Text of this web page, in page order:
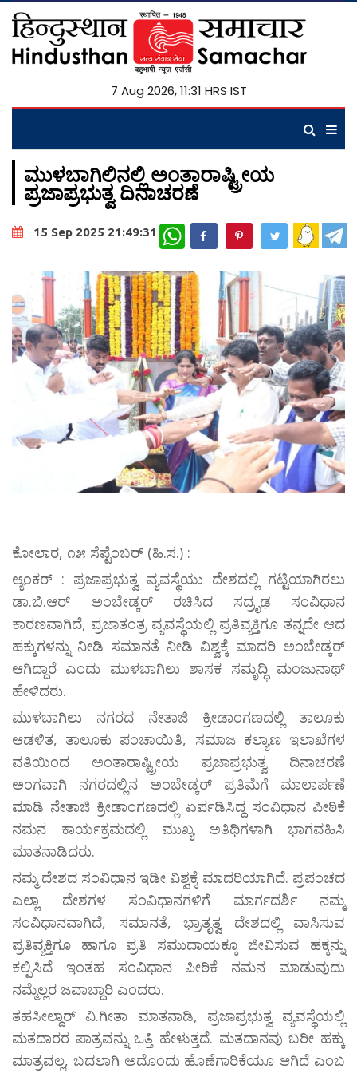
7 Aug 2026, 11:31 HRS IST
ಮುಳಬಾಗಿಲಿನಲ್ಲಿ ಅಂತಾರಾಷ್ಟ್ರೀಯ
ಪ್ರಜಾಪ್ರಭುತ್ವ ದಿನಾಚರಣೆ
15 Sep 2025 21:49:31 WhatsApp
ಕೋಲಾರ, ೧೫ ಸೆಪ್ಟೆಂಬರ್ (ಹಿ.ಸ.) :
ಆ್ಯಂಕರ್ : ಪ್ರಜಾಪ್ರಭುತ್ವ ವ್ಯವಸ್ಥೆಯು ದೇಶದಲ್ಲಿ ಗಟ್ಟಿಯಾಗಿರಲು
ಡಾ.ಬಿ.ಆರ್ ಅಂಬೇಡ್ಕರ್ ರಚಿಸಿದ ಸದ್ರೃಢ ಸಂವಿಧಾನ
ಕಾರಣವಾಗಿದೆ, ಪ್ರಜಾತಂತ್ರ ವ್ಯವಸ್ಥೆಯಲ್ಲಿ ಪ್ರತಿವ್ಯಕ್ತಿಗೂ ತನ್ನದೇ ಆದ
ಹಕ್ಕುಗಳನ್ನು ನೀಡಿ ಸಮಾನತೆ ನೀಡಿ ವಿಶ್ವಕ್ಕೆ ಮಾದರಿ ಅಂಬೇಡ್ಕರ್
ಆಗಿದ್ದಾರೆ ಎಂದು ಮುಳಬಾಗಿಲು ಶಾಸಕ ಸಮೃದ್ಧಿ ಮಂಜುನಾಥ್
ಹೇಳಿದರು.
ಮುಳಬಾಗಿಲು ನಗರದ ನೇತಾಜಿ ಕ್ರೀಡಾಂಗಣದಲ್ಲಿ ತಾಲೂಕು
ಆಡಳಿತ, ತಾಲೂಕು ಪಂಚಾಯಿತಿ, ಸಮಾಜ ಕಲ್ಯಾಣ ಇಲಾಖೆಗಳ
ವತಿಯಿಂದ ಅಂತಾರಾಷ್ಟ್ರೀಯ ಪ್ರಜಾಪ್ರಭುತ್ವ ದಿನಾಚರಣೆ
ಅಂಗವಾಗಿ ನಗರದಲ್ಲಿನ ಅಂಬೇಡ್ಕರ್ ಪ್ರತಿಮೆಗೆ ಮಾಲಾರ್ಪಣೆ
ಮಾಡಿ ನೇತಾಜಿ ಕ್ರೀಡಾಂಗಣದಲ್ಲಿ ಏರ್ಪಡಿಸಿದ್ದ ಸಂವಿಧಾನ ಪೀಠಿಕೆ
ನಮನ ಕಾರ್ಯಕ್ರಮದಲ್ಲಿ ಮುಖ್ಯ ಅತಿಥಿಗಳಾಗಿ ಭಾಗವಹಿಸಿ
ಮಾತನಾಡಿದರು.
ನಮ್ಮ ದೇಶದ ಸಂವಿಧಾನ ಇಡೀ ವಿಶ್ವಕ್ಕೆ ಮಾದರಿಯಾಗಿದೆ. ಪ್ರಪಂಚದ
ಎಲ್ಲಾ ದೇಶಗಳ ಸಂವಿಧಾನಗಳಿಗೆ ಮಾರ್ಗದರ್ಶಿ ನಮ್ಮ
ಸಂವಿಧಾನವಾಗಿದೆ, ಸಮಾನತೆ, ಭ್ರಾತೃತ್ವ ದೇಶದಲ್ಲಿ ವಾಸಿಸುವ
ಪ್ರತಿವ್ಯಕ್ತಿಗೂ ಹಾಗೂ ಪ್ರತಿ ಸಮುದಾಯಕ್ಕೂ ಜೀವಿಸುವ ಹಕ್ಕನ್ನು
ಕಲ್ಪಿಸಿದೆ ಇಂತಹ ಸಂವಿಧಾನ ಪೀಠಿಕೆ ನಮನ ಮಾಡುವುದು
ನಮ್ಮೆಲ್ಲರ ಜವಾಬ್ದಾರಿ ಎಂದರು.
ತಹಸೀಲ್ದಾರ್ ವಿ.ಗೀತಾ ಮಾತನಾಡಿ, ಪ್ರಜಾಪ್ರಭುತ್ವ ವ್ಯವಸ್ಥೆಯಲ್ಲಿ
ಮತದಾರರ ಪಾತ್ರವನ್ನು ಒತ್ತಿ ಹೇಳುತ್ತದೆ. ಮತದಾನವು ಬರೀ ಹಕ್ಕು
ಮಾತ್ರವಲ್ಲ, ಬದಲಾಗಿ ಅದೊಂದು ಹೊಣೆಗಾರಿಕೆಯೂ ಆಗಿದೆ ಎಂಬ